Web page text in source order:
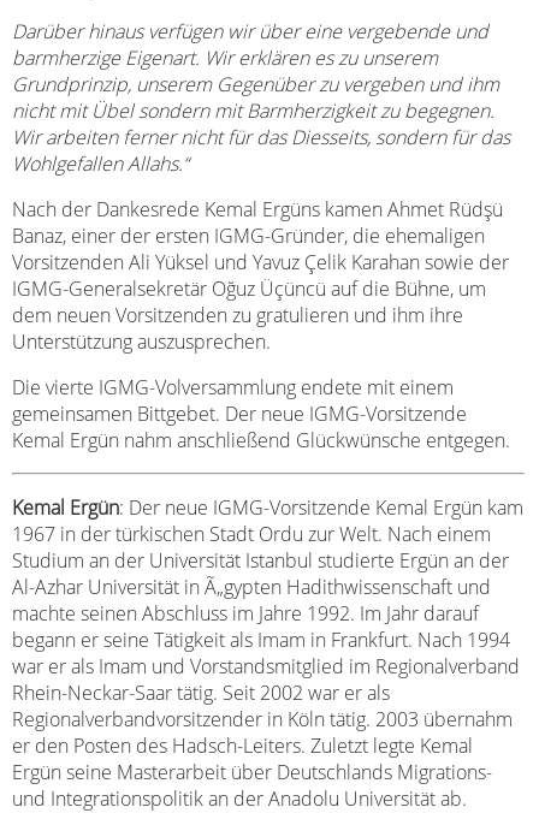
Darüber hinaus verfügen wir über eine vergebende und
barmherzige Eigenart. Wir erklären es zu unserem
Grundprinzip, unserem Gegenüber zu vergeben und ihm
nicht mit Übel sondern mit Barmherzigkeit zu begegnen.
Wir arbeiten ferner nicht für das Diesseits, sondern für das
Wohlgefallen Allahs.“
Nach der Dankesrede Kemal Ergüns kamen Ahmet Rüdşü
Banaz, einer der ersten IGMG-Gründer, die ehemaligen
Vorsitzenden Ali Yüksel und Yavuz Çelik Karahan sowie der
IGMG-Generalsekretär Oğuz Üçüncü auf die Bühne, um
dem neuen Vorsitzenden zu gratulieren und ihm ihre
Unterstützung auszusprechen.
Die vierte IGMG-Volversammlung endete mit einem
gemeinsamen Bittgebet. Der neue IGMG-Vorsitzende
Kemal Ergün nahm anschließend Glückwünsche entgegen.
Kemal Ergün: Der neue IGMG-Vorsitzende Kemal Ergün kam
1967 in der türkischen Stadt Ordu zur Welt. Nach einem
Studium an der Universität Istanbul studierte Ergün an der
Al-Azhar Universität in Ã„gypten Hadithwissenschaft und
machte seinen Abschluss im Jahre 1992. Im Jahr darauf
begann er seine Tätigkeit als Imam in Frankfurt. Nach 1994
war er als Imam und Vorstandsmitglied im Regionalverband
Rhein-Neckar-Saar tätig. Seit 2002 war er als
Regionalverbandvorsitzender in Köln tätig. 2003 übernahm
er den Posten des Hadsch-Leiters. Zuletzt legte Kemal
Ergün seine Masterarbeit über Deutschlands Migrations-
und Integrationspolitik an der Anadolu Universität ab.